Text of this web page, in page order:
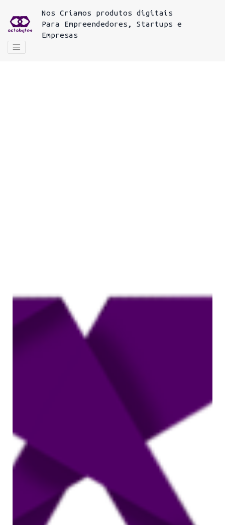
NosCriamos produtos digitais
Para
Empreendedores, Startups e
Empresas